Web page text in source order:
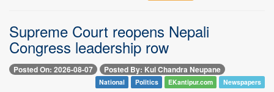
Supreme Court reopens Nepali
Congress leadership row
Posted On: 2026-08-07 Posted By: Kul Chandra Neupane
National Politics EKantipur.com Newspapers